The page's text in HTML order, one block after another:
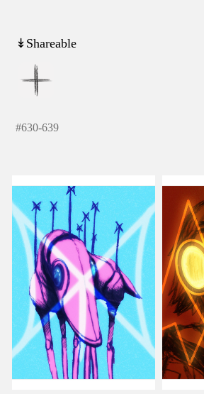
↡Shareable
#630-639